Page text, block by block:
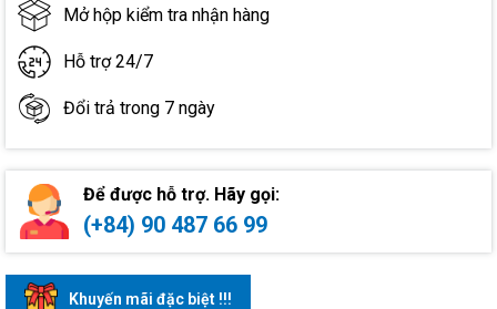
Mở hộp kiểm tra nhận hàng
Hỗ trợ 24/7
Đổi trả trong 7 ngày
Để được hỗ trợ. Hãy gọi:
(+84) 90 487 66 99
Khuyến mãi đặc biệt !!!